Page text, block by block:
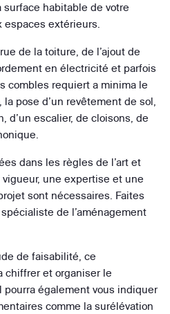
surface habitable de votre
espaces extérieurs.
de la toiture, de l’ajout de
en électricité et parfois
combles requiert a minima le
pose d’un revêtement de sol,
d’un escalier, de cloisons, de
dans les règles de l’art et
une expertise et une
sont nécessaires. Faites
de l’aménagement
de faisabilité, ce
chiffrer et organiser le
également vous indiquer
comme la surélévation